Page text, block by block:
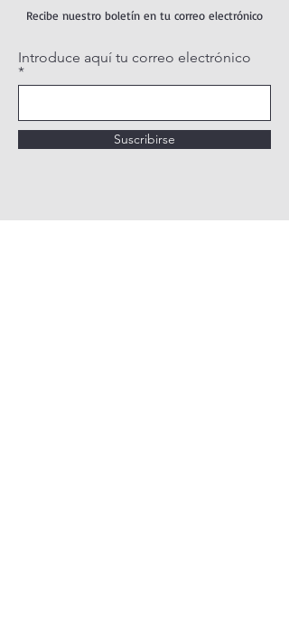
Recibe nuestro boletín en tu correo electrónico
Introduce aquí tu correo electrónico
Suscribirse